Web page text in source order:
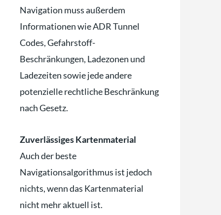
Navigation muss außerdem
Informationen wie ADR Tunnel
Codes, Gefahrstoff-
Beschränkungen, Ladezonen und
Ladezeiten sowie jede andere
potenzielle rechtliche Beschränkung
nach Gesetz.
Zuverlässiges Kartenmaterial
Auch der beste
Navigationsalgorithmus ist jedoch
nichts, wenn das Kartenmaterial
nicht mehr aktuell ist.